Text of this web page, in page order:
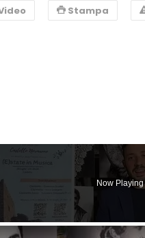
Stampa
Now Playing